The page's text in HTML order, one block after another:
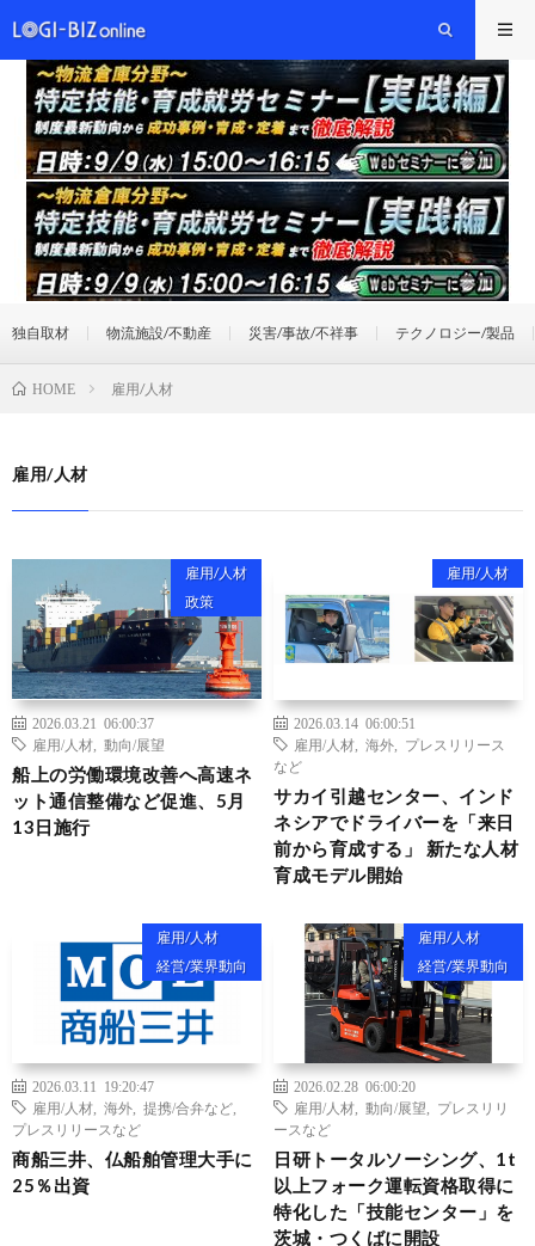
独自取材 物流施設/不動産 災害/事故/不祥事 テクノロジー/製品
HOME 雇用/人材
雇用/人材
雇用/人材
政策
2026.03.21 06:00:37
雇用/人材
動向/展望
船上の労働環境改善へ高速ネ
ット通信整備など促進、5月
13日施行
雇用/人材
2026.03.14 06:00:51
雇用/人材
海外
プレスリリース
など
サカイ引越センター、インド
ネシアでドライバーを「来日
前から育成する」 新たな人材
育成モデル開始
雇用/人材
経営/業界動向
2026.03.11 19:20:47
雇用/人材
海外 提携/合弁など
プレスリリースなど
商船三井、仏船舶管理大手に
25％出資
雇用/人材
経営/業界動向
2026.02.28 06:00:20
雇用/人材
動向/展望
プレスリリ
ースなど
日研トータルソーシング、1t
以上フォーク運転資格取得に
特化した「技能センター」を
茨城・つくばに開設